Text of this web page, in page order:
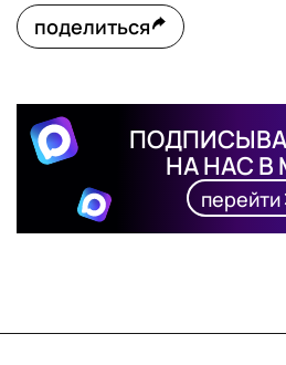
поделиться
НА НАС В
перейти